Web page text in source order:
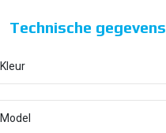
Technische gegevens
Kleur
Model